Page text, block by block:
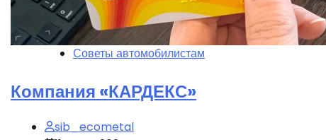
Советы автомобилистам
Компания «КАРДЕКС»
sib_ecometal